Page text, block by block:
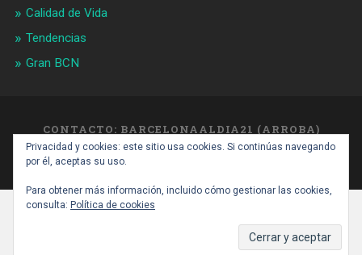
Calidad de Vida
Tendencias
Gran BCN
CONTACTO: BARCELONAALDIA21 (ARROBA)
GMAIL.COM
Privacidad y cookies: este sitio usa cookies. Si continúas navegando
por él, aceptas su uso.
Para obtener más información, incluido cómo gestionar las cookies,
consulta: Política de cookies